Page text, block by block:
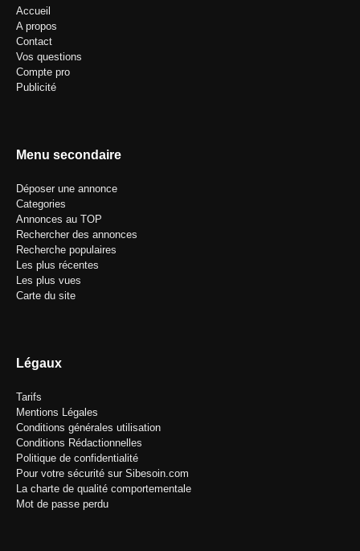
Accueil
A propos
Contact
Vos questions
Compte pro
Publicité
Menu secondaire
Déposer une annonce
Categories
Annonces au TOP
Rechercher des annonces
Recherche populaires
Les plus récentes
Les plus vues
Carte du site
Légaux
Tarifs
Mentions Légales
Conditions générales utilisation
Conditions Rédactionnelles
Politique de confidentialité
Pour votre sécurité sur Sibesoin.com
La charte de qualité comportementale
Mot de passe perdu